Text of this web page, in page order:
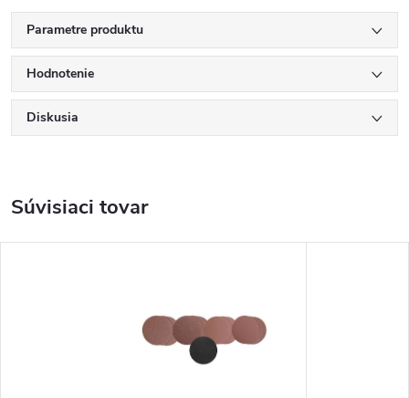
Parametre produktu
Hodnotenie
Diskusia
Súvisiaci tovar